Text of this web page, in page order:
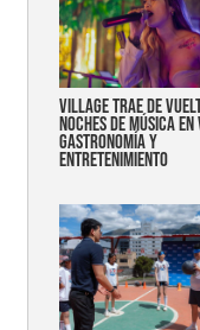
Village trae de
noches de música
gastronomía y
entretenimiento